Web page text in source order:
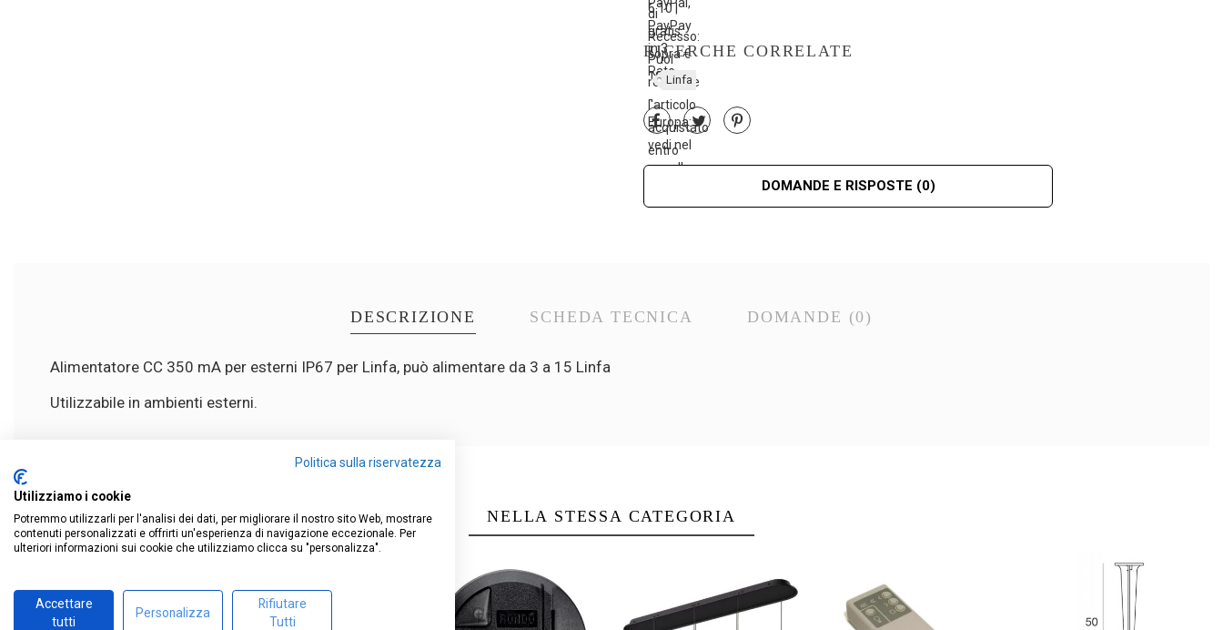
RICERCHE CORRELATE
Linfa
DOMANDE E RISPOSTE (0)
DESCRIZIONE SCHEDA TECNICA DOMANDE (0)
Alimentatore CC 350 mA per esterni IP67 per Linfa, può alimentare da 3 a 15 Linfa
Utilizzabile in ambienti esterni.
NELLA STESSA CATEGORIA
Politica sulla riservatezza
Utilizziamo i cookie
Potremmo utilizzarli per l'analisi dei dati, per migliorare il nostro sito Web, mostrare
contenuti personalizzati e offrirti un'esperienza di navigazione eccezionale. Per
ulteriori informazioni sui cookie che utilizziamo clicca su "personalizza".
Accettare
tutti
Personalizza
Rifiutare
Tutti